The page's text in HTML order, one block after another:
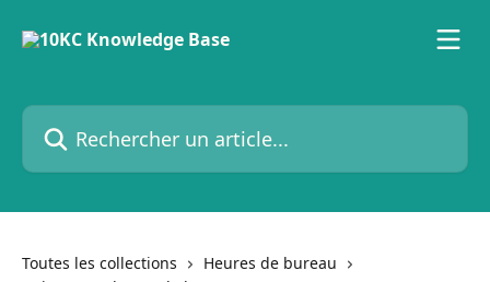
Rechercher un article...
Toutes les collections
Heures de bureau